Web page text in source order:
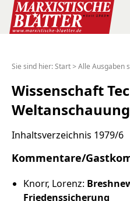
Suche
Shop
Sie sind hier:Start >Alle Ausgaben
Wissenschaft
Weltanschauung
Inhaltsverzeichnis 1979/6
Kommentare/
Knorr, Lorenz:
Friedenssicherung